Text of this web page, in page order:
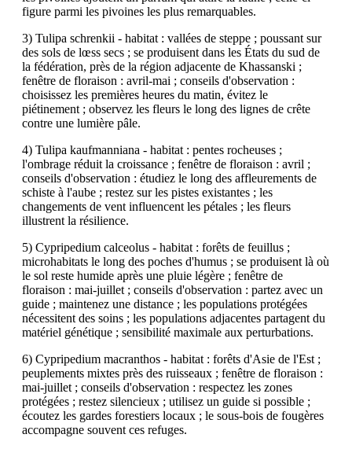
figure parmi les pivoines les plus remarquables.
3) Tulipa schrenkii - habitat : vallées de steppe ; poussant sur
des sols de lœss secs ; se produisent dans les États du sud de
la fédération, près de la région adjacente de Khassanski ;
fenêtre de floraison : avril-mai ; conseils d'observation :
choisissez les premières heures du matin, évitez le
piétinement ; observez les fleurs le long des lignes de crête
contre une lumière pâle.
4) Tulipa kaufmanniana - habitat : pentes rocheuses ;
l'ombrage réduit la croissance ; fenêtre de floraison : avril ;
conseils d'observation : étudiez le long des affleurements de
schiste à l'aube ; restez sur les pistes existantes ; les
changements de vent influencent les pétales ; les fleurs
illustrent la résilience.
5) Cypripedium calceolus - habitat : forêts de feuillus ;
microhabitats le long des poches d'humus ; se produisent là où
le sol reste humide après une pluie légère ; fenêtre de
floraison : mai-juillet ; conseils d'observation : partez avec un
guide ; maintenez une distance ; les populations protégées
nécessitent des soins ; les populations adjacentes partagent du
matériel génétique ; sensibilité maximale aux perturbations.
6) Cypripedium macranthos - habitat : forêts d'Asie de l'Est ;
peuplements mixtes près des ruisseaux ; fenêtre de floraison :
mai-juillet ; conseils d'observation : respectez les zones
protégées ; restez silencieux ; utilisez un guide si possible ;
écoutez les gardes forestiers locaux ; le sous-bois de fougères
accompagne souvent ces refuges.